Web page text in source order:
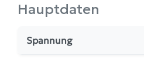
Hauptdaten
Spannung